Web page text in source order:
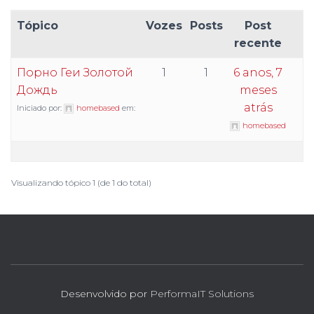
Tópico Vozes Posts
Post
recente
Порно Геи Золотой
Дождь
Iniciado por: homebased em:
1 1
6 anos, 7
meses
atrás
homebased
Visualizando tópico 1 (de 1 do total)
Desenvolvido por PerformaIT Solutions